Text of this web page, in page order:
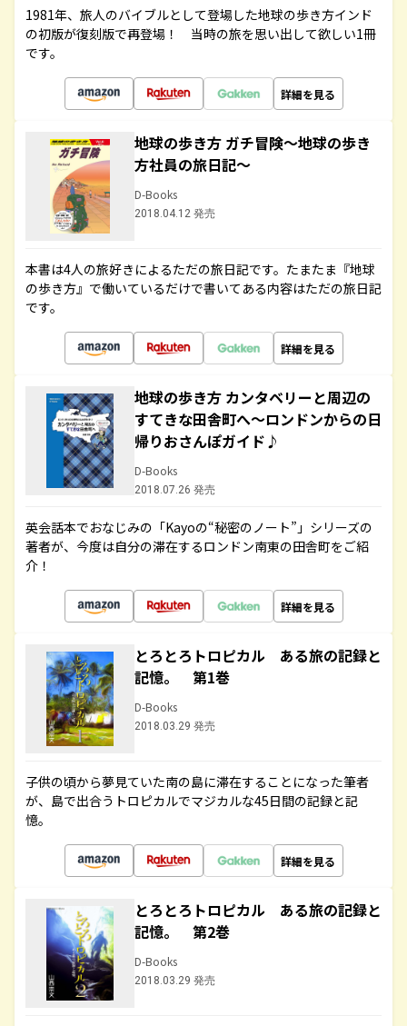
1981年、旅人のバイブルとして登場した地球の歩き方インド
の初版が復刻版で再登場！ 当時の旅を思い出して欲しい1冊
です。
詳細を見る
地球の歩き方 ガチ冒険～地球の歩き
方社員の旅日記～
D-Books
2018.04.12 発売
本書は4人の旅好きによるただの旅日記です。たまたま『地球
の歩き方』で働いているだけで書いてある内容はただの旅日記
です。
詳細を見る
地球の歩き方 カンタベリーと周辺の
すてきな田舎町へ～ロンドンからの日
帰りおさんぽガイド♪
D-Books
2018.07.26 発売
英会話本でおなじみの「Kayoの“秘密のノート”」シリーズの
著者が、今度は自分の滞在するロンドン南東の田舎町をご紹
介！
詳細を見る
とろとろトロピカル ある旅の記録と
記憶。 第1巻
D-Books
2018.03.29 発売
子供の頃から夢見ていた南の島に滞在することになった筆者
が、島で出合うトロピカルでマジカルな45日間の記録と記
憶。
詳細を見る
とろとろトロピカル ある旅の記録と
記憶。 第2巻
D-Books
2018.03.29 発売